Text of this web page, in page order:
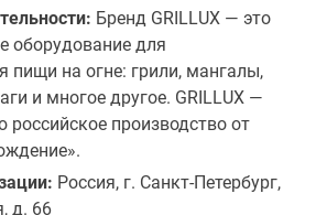
Бренд GRILLUX — это
оборудование для
пищи на огне: грили, мангалы,
и многое другое. GRILLUX —
российское производство от
Россия, г. Санкт-Петербург,
д. 66